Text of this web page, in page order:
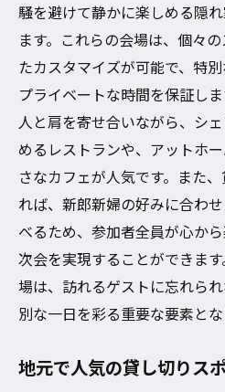
騒を避けて静かに楽しめる隠
ます。これらの会場は、個々
たカスタマイズが可能で、特
プライベートな時間を保証し
人と肩を寄せ合いながら、シ
めるレストランや、アットホ
さなカフェが人気です。また
れば、新郎新婦の好みに合わ
べるため、参加者全員が心か
次会を実現することができま
場は、訪れるゲストに忘れら
別な一日を彩る重要な要素とな
地元で人気の貸し切りス